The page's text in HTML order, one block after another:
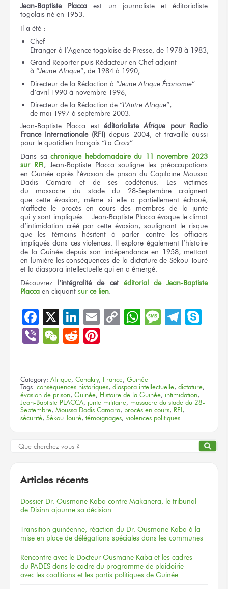
Jean-Baptiste Placca est un journaliste
et éditorialiste
togolais né en 1953.
Il a été :
Chef
Etrangerà l’Agence togolaisede Presse, de 1978 à 1983,
Grand Reporter puis Rédacteur en Chef adjoint
à “Jeune Afrique”, de 1984 à 1990,
Directeurde la Rédaction à “Jeune Afrique Économie”
d’avril 1990 à novembre 1996,
Directeurde la Rédaction de “L’Autre Afrique”,
de mai 1997 à septembre 2003.
Jean-Baptiste Placca estéditorialiste Afrique
pour Radio
France Internationale (RFI) depuis 2004, et travailleaussi
pour le quotidien français “La Croix”.
Dans sachroniquehebdomadairedu 11 novembre 2023
sur RFI, Jean-Baptiste Placca souligne
les préoccupations
en Guinée après l’évasion de prison du Capitaine Moussa
Dadis Camara et de ses codétenus.
Les victimes
du massacre
du stade du 28-Septembrecraignent
que cette évasion, même si elle a partiellement échoué,
n’affecte
le procès en cours des membres de la junte
qui y sont impliqués… Jean-Baptiste Placca évoque le climat
d’intimidation créé par cette évasion, soulignant le risque
que les témoins hésitent à parler contre
les officiers
impliquésdans ces violences. Il explore également l’histoire
de la Guinée depuis son indépendance en 1958, mettant
en lumière les conséquences de la dictature de Sékou Touré
et la diaspora intellectuelle qui en a émergé.
Découvrez l’intégralité de cet éditorial de Jean-Baptiste
Placca en cliquant sur ce lien.
Facebook
X LinkedIn
EmailCopyWhatsApp
Message
ViberWeChat
Reddit
Category: Afrique, Conakry, France, Guinée
Tags: conséquences historiques, diaspora intellectuelle, dictature,
évasion de prison, Guinée, Histoire de la Guinée, intimidation,
Jean-Baptiste PLACCA, junte militaire, massacre du stade du 28-
Septembre, Moussa Dadis Camara, procès en cours, RFI ,
sécurité, Sékou Touré, témoignages, violences politiques
Articles récents
Dossier Dr. Ousmane Kaba contre Makanera, le tribunal
de Dixinn ajourne sa décision
Transition guinéenne, réaction du Dr. Ousmane Kaba à la
mise en place de délégations spéciales dans les communes
Rencontre avec le Docteur Ousmane Kaba et les cadres
du PADES dans le cadre du programme de plaidoirie
avec les coalitions et les partis politiques de Guinée